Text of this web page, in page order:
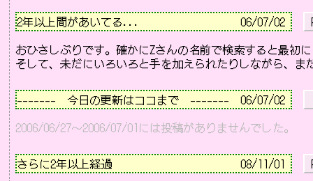
2年以上間があいてる... 06/07/02
おひさしぶりです。確かにZさんの名前で検索すると最初
-------　今日の更新はココまで　-------  06/07/02
2006/06/27～2006/07/01には投稿がありませんでした。
さらに2年以上経過 08/11/01